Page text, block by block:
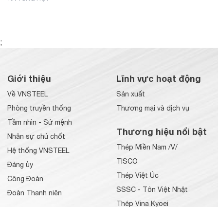
;
Giới thiệu
Về VNSTEEL
Phòng truyền thống
Tầm nhìn - Sứ mệnh
Nhân sự chủ chốt
Hệ thống VNSTEEL
Đảng ủy
Công Đoàn
Đoàn Thanh niên
Lĩnh vực hoạt động
Sản xuất
Thương mại và dịch vụ
Thương hiệu nổi bật
Thép Miền Nam /V/
TISCO
Thép Việt Úc
SSSC - Tôn Việt Nhật
Thép Vina Kyoei